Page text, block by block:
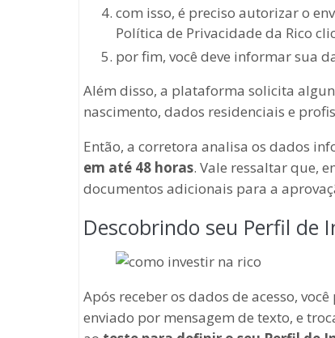
com isso, é preciso autorizar o
Política de Privacidade da Rico
por fim, você deve informar sua
Além disso, a plataforma solicita
nascimento, dados residenciais e
Então, a corretora analisa os dados
em até 48 horas. Vale ressaltar que,
documentos adicionais para a
Descobrindo seu Perfil de
Após receber os dados de acesso,
enviado por mensagem de texto, e